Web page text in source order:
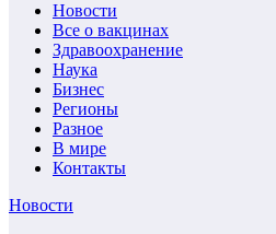
Новости
Все о вакцинах
Здравоохранение
Наука
Бизнес
Регионы
Разное
В мире
Контакты
Новости